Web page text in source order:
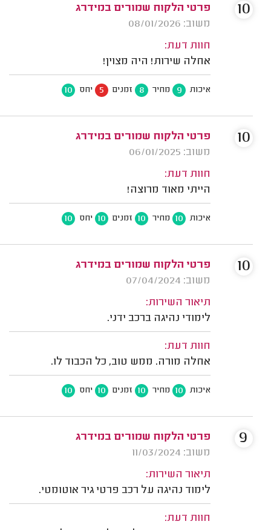
פרטי הלקוח שמורים במידרג
משוב: 08/01/2026
חוות דעת:
אחלה שירות! היה מצוין!
איכות 9 מחיר 8 זמנים 5 יחס 10
10
פרטי הלקוח שמורים במידרג
משוב: 06/01/2025
חוות דעת:
הייתי מאוד מרוצה!
איכות 10 מחיר 10 זמנים 10 יחס 10
10
פרטי הלקוח שמורים במידרג
משוב: 07/04/2024
תיאור השירות:
לימודי נהיגה ברכב ידני.
חוות דעת:
אחלה מורה. ממש טוב, כל הכבוד לו.
איכות 10 מחיר 10 זמנים 10 יחס 10
10
פרטי הלקוח שמורים במידרג
משוב: 11/03/2024
תיאור השירות:
לימוד נהיגה על רכב פרטי גיר אוטומטי.
חוות דעת:
9